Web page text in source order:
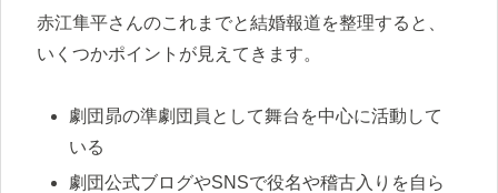
赤江隼平さんのこれまでと結婚報道を整理すると、
いくつかポイントが見えてきます。
劇団昴の準劇団員として舞台を中心に活動して
いる
劇団公式ブログやSNSで役名や稽古入りを自ら